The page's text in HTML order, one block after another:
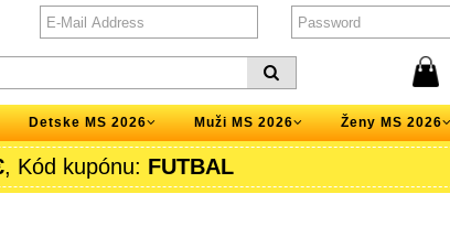
Detske MS 2026 Muži MS 2026 Ženy MS 2026
, Kód kupónu: FUTBAL